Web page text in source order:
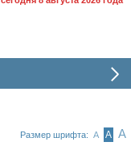
Размер шрифта: А А А